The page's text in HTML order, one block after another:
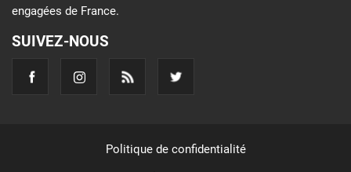
engagées de France.
SUIVEZ-NOUS
Politique de confidentialité